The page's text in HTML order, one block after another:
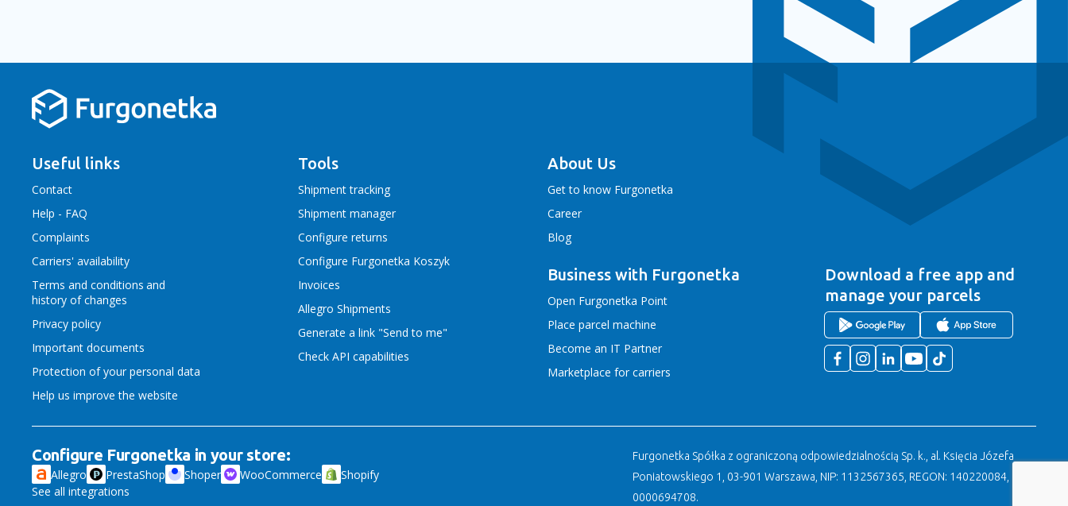
Useful links
Contact
Help - FAQ
Complaints
Carriers' availability
Terms and conditions and
history of changes
Privacy policy
Important documents
Protection of your personal data
Help us improve the website
Tools
Shipment tracking
Shipment manager
Configure returns
Configure Furgonetka Koszyk
Invoices
Allegro Shipments
Generate a link "Send to me"
Check API capabilities
About Us
Get to know Furgonetka
Career
Blog
Business with Furgonetka
Open Furgonetka Point
Place parcel machine
Become an IT Partner
Marketplace for carriers
Download a free app and
manage your parcels
Configure Furgonetka in your store:
Allegro PrestaShop Shoper WooCommerce
Shopify
See all integrations
Furgonetka Spółka z ograniczoną odpowiedzialnością Sp. k., al. Księcia Józefa
Poniatowskiego 1, 03-901 Warszawa, NIP: 1132567365, REGON: 140220084, KRS:
0000694708.